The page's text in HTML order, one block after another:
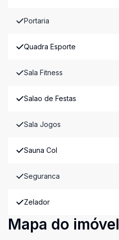
Portaria
Quadra Esporte
Sala Fitness
Salao de Festas
Sala Jogos
Sauna Col
Seguranca
Zelador
Mapa do imóvel